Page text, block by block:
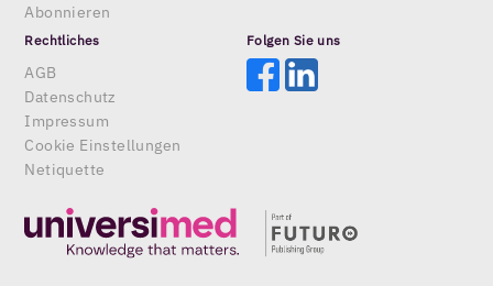
Abonnieren
Rechtliches
AGB
Datenschutz
Impressum
Cookie Einstellungen
Netiquette
Folgen Sie uns